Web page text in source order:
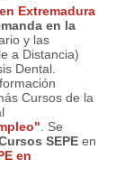
Extremadura
en la
y las
a Distancia)
Dental.
Cursos de la
. Se
SEPE en
en